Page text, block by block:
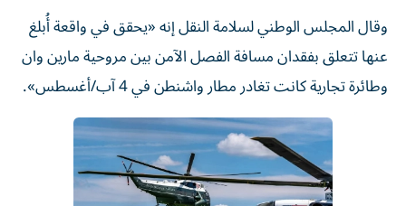
وقال المجلس الوطني لسلامة النقل إنه «يحقق في واقعة أُبلغ
عنها تتعلق بفقدان مسافة الفصل الآمن بين مروحية مارين وان
وطائرة تجارية كانت تغادر مطار واشنطن في 4 آب/أغسطس».